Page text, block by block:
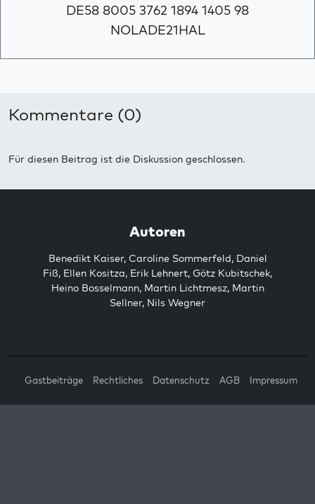
DE58 8005 3762 1894 1405 98
NOLADE21HAL
Kommentare (0)
Für diesen Beitrag ist die Diskussion geschlossen.
Autoren
Benedikt Kaiser, Caroline Sommerfeld, Daniel
Fiß, Ellen Kositza, Erik Lehnert, Götz Kubitschek,
Heino Bosselmann, Martin Lichtmesz, Martin
Sellner, Nils Wegner
Gastbeiträge Rechtliches Datenschutz AGB Impressum